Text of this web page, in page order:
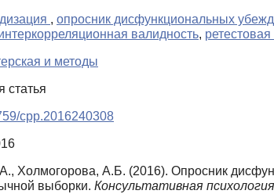
, опросник дисфункциональных
валидность,
и методы
статья
cpp.2016240308
Холмогорова, А.Б. (2016). Опросник
выборки. Консультативная